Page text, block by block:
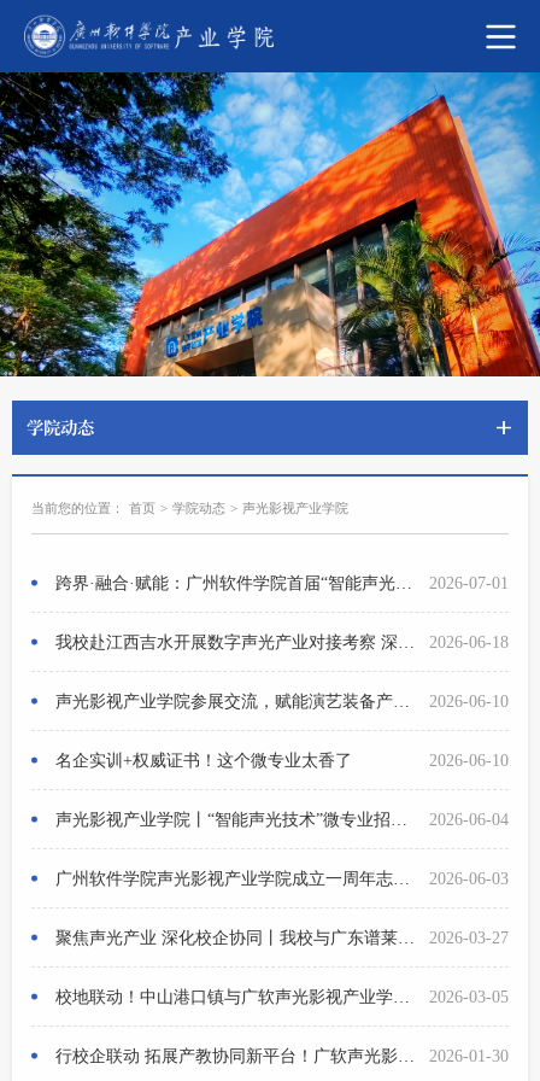
学院动态
当前您的位置： 首页 > 学院动态 > 声光影视产业学院
2026-07-01
跨界·融合·赋能：广州软件学院首届“智能声光技术”微专业圆满结业
2026-06-18
我校赴江西吉水开展数字声光产业对接考察 深化校地合作赋能产业升级
2026-06-10
声光影视产业学院参展交流，赋能演艺装备产业发展
2026-06-10
名企实训+权威证书！这个微专业太香了
2026-06-04
声光影视产业学院丨“智能声光技术”微专业招生简章
2026-06-03
广州软件学院声光影视产业学院成立一周年志庆系列活动圆满举行
2026-03-27
聚焦声光产业 深化校企协同丨我校与广东谱莱声达成多项合作共识
2026-03-05
校地联动！中山港口镇与广软声光影视产业学院共谋智能声学产业发展
2026-01-30
行校企联动 拓展产教协同新平台！广软声光影视产业学院协办企业新品发布交流会